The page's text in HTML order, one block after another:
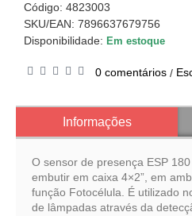
Código: 4823003
SKU/EAN: 7896637679756
Disponibilidade: Em estoque
0 comentários /
Informações
O sensor de presença ESP
embutir em caixa 4×2”, em
função Fotocélula. É utilizado
de lâmpadas através da